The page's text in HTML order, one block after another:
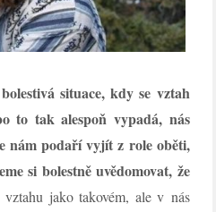
situace, kdy se vztah
to tak alespoň vypadá, nás
nám podaří vyjít z role oběti,
si bolestně uvědomovat, že
jako takovém, ale v nás